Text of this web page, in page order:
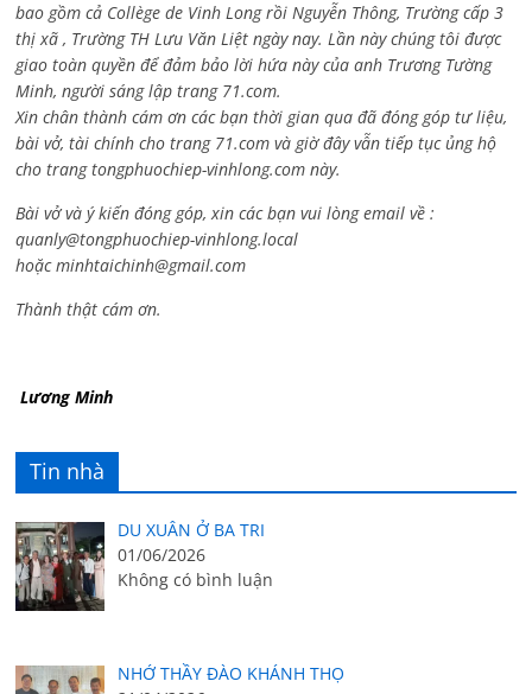
bao gồm cả Collège de Vinh Long rồi Nguyễn Thông, Trường cấp 3
thị xã , Trường TH Lưu Văn Liệt ngày nay. Lần này chúng tôi được
giao toàn quyền để đảm bảo lời hứa này của anh Trương Tường
Minh, người sáng lập trang 71.com.
Xin chân thành cám ơn các bạn thời gian qua đã đóng góp tư liệu,
bài vở, tài chính cho trang 71.com và giờ đây vẫn tiếp tục ủng hộ
cho trang tongphuochiep-vinhlong.com này.
Bài vở và ý kiến đóng góp, xin các bạn vui lòng email về :
quanly@tongphuochiep-vinhlong.local
hoặcminhtaichinh@gmail.com
Thành thật cám ơn.
Lương Minh
Tin nhà
DU XUÂN Ở BA TRI
01/06/2026
Không có bình luận
NHỚ THẦY ĐÀO KHÁNH THỌ